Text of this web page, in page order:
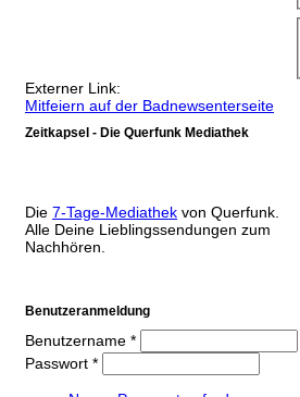
Externer Link:
Mitfeiern auf der Badnewsenterseite
Zeitkapsel - Die Querfunk Mediathek
Die 7-Tage-Mediathek von Querfunk.
Alle Deine Lieblingssendungen zum
Nachhören.
Benutzeranmeldung
Benutzername *
Passwort *